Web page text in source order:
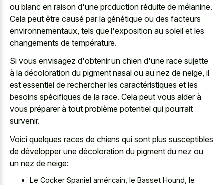
ou blanc en raison d'une production réduite de mélanine.
Cela peut être causé par la génétique ou des facteurs
environnementaux, tels que l'exposition au soleil et les
changements de température.
Si vous envisagez d'obtenir un chien d'une race sujette
à la décoloration du pigment nasal ou au nez de neige, il
est essentiel de rechercher les caractéristiques et les
besoins spécifiques de la race. Cela peut vous aider à
vous préparer à tout problème potentiel qui pourrait
survenir.
Voici quelques races de chiens qui sont plus susceptibles
de développer une décoloration du pigment du nez ou
un nez de neige:
Le Cocker Spaniel américain, le Basset Hound, le